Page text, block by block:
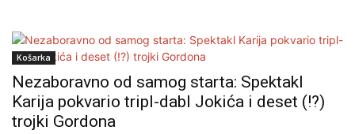
Košarka
Nezaboravno od samog starta: Spektakl
Karija pokvario tripl-dabl Jokića i deset (!?)
trojki Gordona